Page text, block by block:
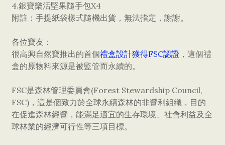
4.銀寶樂活堅果隨手包X4
附註：手提紙袋樣式隨機出貨，無法指定，謝謝。
各位寶友：
很高興自然寶推出的首個禮盒設計獲得FSC認證 ，這個禮
盒的原物料來源是被監管而永續的。
FSC是森林管理委員會(Forest Stewardship Council,
FSC)，這是個致力於全球永續森林的非營利組織，目的
在促進森林經營，能滿足適宜的生存環境、社會利益及全
球林業的經濟可行性等三項目標。